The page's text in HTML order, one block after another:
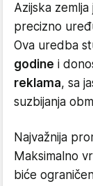
Azijska zemlja
precizno
Ova uredba
godine i
reklama, sa
suzbijanja
Najvažnija
Maksimalno
biće